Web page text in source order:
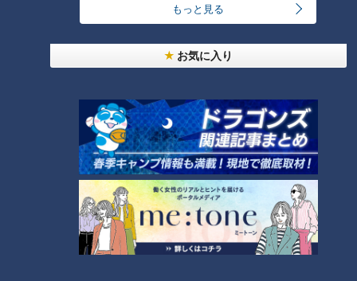
もっと見る
お気に入り
合いまして、本当に進んでしまいます」
これから旬を迎えるミョウガ。薬味だけでなく、焼いたり肉で
ぜひこの機会に、旬ならではの香りと味わいを食卓で味わって
みてはいかがでしょうか。
（ランチョンマット先輩）
この記事の画像を見る
この記事を見たあなたへのおすすめ